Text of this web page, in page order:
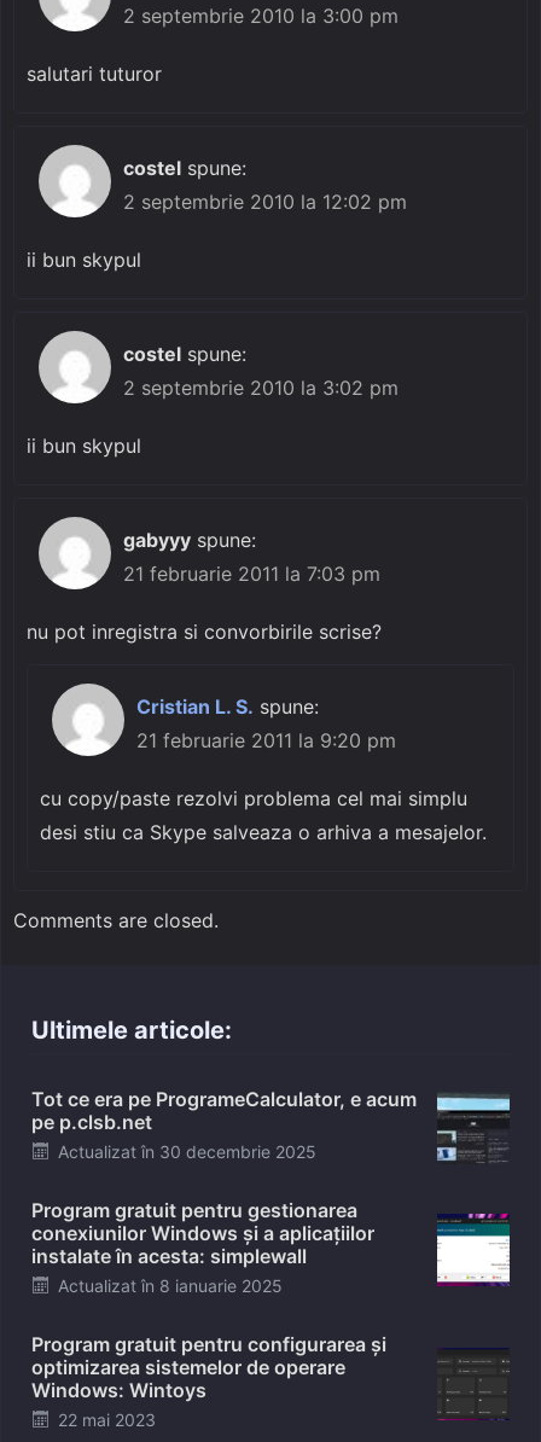
2 septembrie 2010 la 3:00 pm
salutari tuturor
costel spune:
2 septembrie 2010 la 12:02 pm
ii bun skypul
costel spune:
2 septembrie 2010 la 3:02 pm
ii bun skypul
gabyyy spune:
21 februarie 2011 la 7:03 pm
nu pot inregistra si convorbirile scrise?
Cristian L. S. spune:
21 februarie 2011 la 9:20 pm
cu copy/paste rezolvi problema cel mai simplu
desi stiu ca Skype salveaza o arhiva a mesajelor.
Comments are closed.
Ultimele articole:
Tot ce era pe ProgrameCalculator, e acum
pe p.clsb.net
Posted
Actualizat în 30 decembrie 2025
Program gratuit pentru gestionarea
conexiunilor Windows și a aplicațiilor
instalate în acesta: simplewall
Posted
Actualizat în 8 ianuarie 2025
Program gratuit pentru configurarea și
optimizarea sistemelor de operare
Windows: Wintoys
Posted
22 mai 2023